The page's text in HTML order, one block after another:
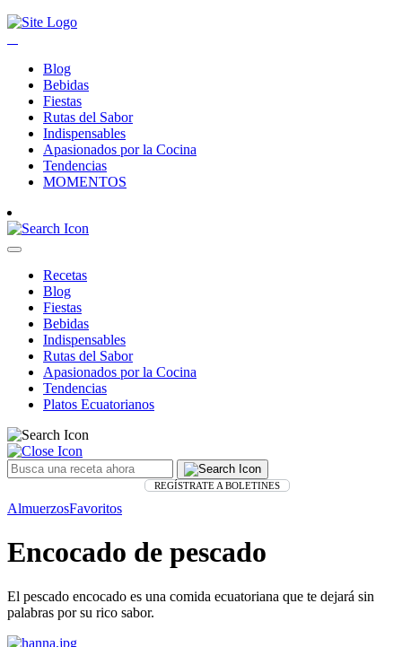
Blog
Bebidas
Fiestas
Rutas del Sabor
Indispensables
Apasionados por la Cocina
Tendencias
MOMENTOS
Recetas
Blog
Fiestas
Bebidas
Indispensables
Rutas del Sabor
Apasionados por la Cocina
Tendencias
Platos Ecuatorianos
REGÍSTRATE A BOLETINES
AlmuerzosFavoritos
Encocado de pescado
El pescado encocado es una comida ecuatoriana que te dejará sin
palabras por su rico sabor.